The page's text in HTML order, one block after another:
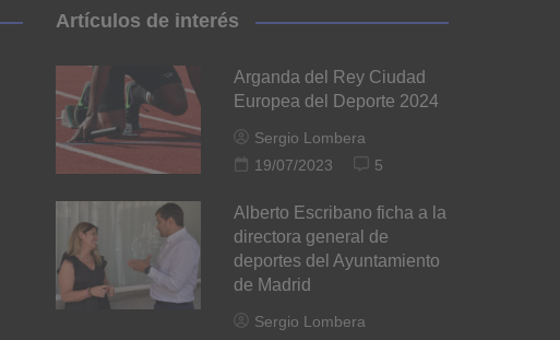
Artículos de interés
Arganda del Rey Ciudad
Europea del Deporte 2024
Sergio Lombera
19/07/2023
5
Alberto Escribano ficha a la
directora general de
deportes del Ayuntamiento
de Madrid
Sergio Lombera